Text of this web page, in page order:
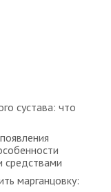
сустава: что
средствами
марганцовку: